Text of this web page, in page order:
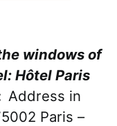
windows of
Hôtel Paris
Address in
Paris –